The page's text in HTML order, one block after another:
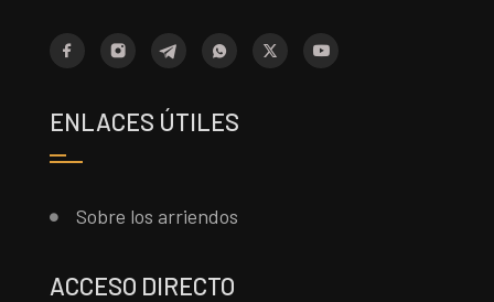
ENLACES ÚTILES
Sobre los arriendos
ACCESO DIRECTO